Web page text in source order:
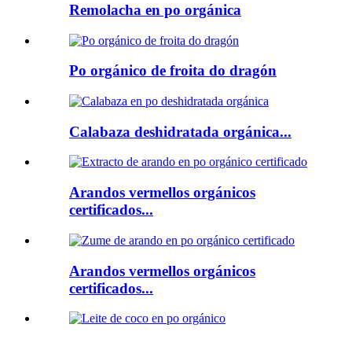
Remolacha en po orgánica
Po orgánico de froita do dragón
Calabaza deshidratada orgánica...
Arandos vermellos orgánicos
certificados...
Arandos vermellos orgánicos
certificados...